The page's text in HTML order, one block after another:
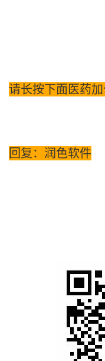
请长按下面医药加
回复：润色软件